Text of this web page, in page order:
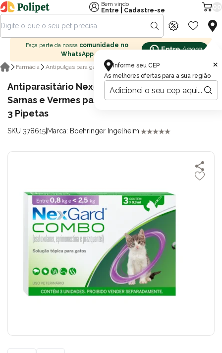
Informe seu CEP
As melhores ofertas para a sua região
×
Bem vindo
Entre
Cadastre-se
Faça parte da nossa comunidade no
WhatsApp
Farmácia
Antipulgas para gatos Pipeta antipulgas para gatos
Antiparasitário Nexgard Combo Antipulgas,
Sarnas e Vermes para Gatos de até 2,5kg Com
3 Pipetas
SKU 378615 Marca: Boehringer Ingelheim